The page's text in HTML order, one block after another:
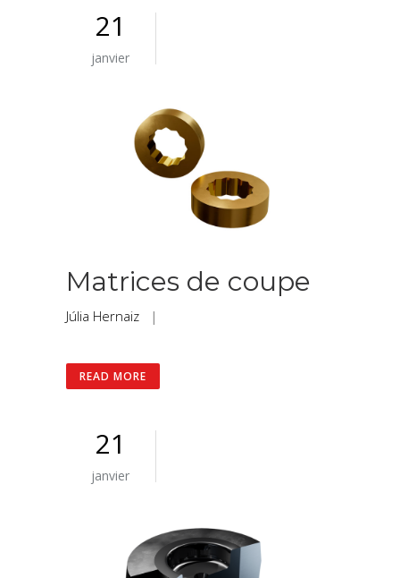
21
janvier
Matrices de coupe
Júlia Hernaiz |
READ MORE
21
janvier